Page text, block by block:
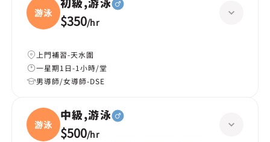
游泳
初級,游泳
$350/hr
上門補習-天水圍
一星期1日-1小時/堂
男導師/女導師-DSE
游泳
中級,游泳
$500/hr